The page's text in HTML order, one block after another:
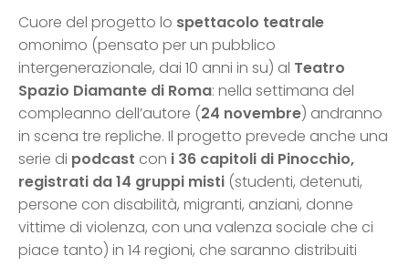
Cuore del progetto lo spettacolo teatrale
omonimo (pensato per un pubblico
intergenerazionale, dai 10 anni in su) al Teatro
Spazio Diamante di Roma: nella settimana del
compleanno dell’autore (24 novembre) andranno
in scena tre repliche. Il progetto prevede anche una
serie di podcast con i 36 capitoli di Pinocchio,
registrati da 14 gruppi misti (studenti, detenuti,
persone con disabilità, migranti, anziani, donne
vittime di violenza, con una valenza sociale che ci
piace tanto) in 14 regioni, che saranno distribuiti